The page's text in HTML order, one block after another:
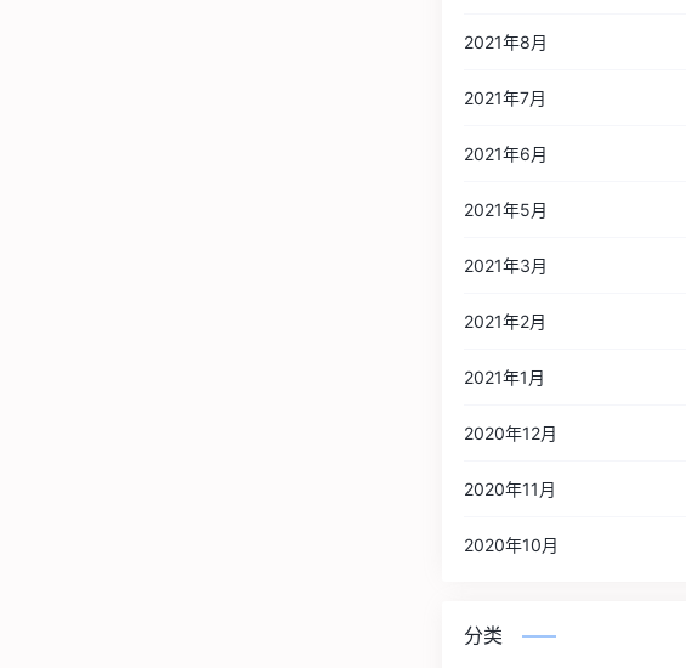
2021年8月
2021年7月
2021年6月
2021年5月
2021年3月
2021年2月
2021年1月
2020年12月
2020年11月
2020年10月
分类